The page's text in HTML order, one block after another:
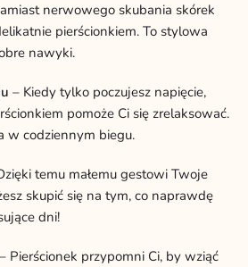
nerwowego skubania skórek
pierścionkiem. To stylowa
nawyki.
– Kiedy tylko poczujesz napięcie,
pomoże Ci się zrelaksować.
w codziennym biegu.
temu małemu gestowi Twoje
skupić się na tym, co naprawdę
dni!
Pierścionek przypomni Ci, by wziąć